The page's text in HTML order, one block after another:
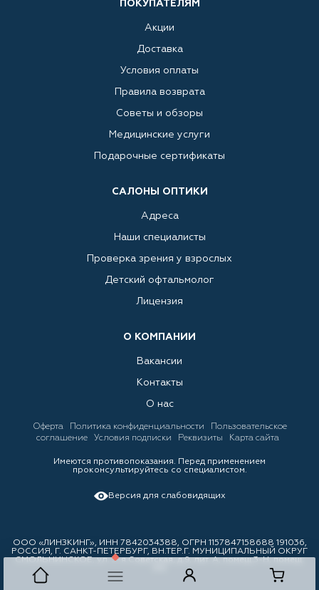
ПОКУПАТЕЛЯМ
Акции
Доставка
Условия оплаты
Правила возврата
Советы и обзоры
Медицинские услуги
Подарочные сертификаты
САЛОНЫ ОПТИКИ
Адреса
Наши специалисты
Проверка зрения у взрослых
Детский офтальмолог
Лицензия
О КОМПАНИИ
Вакансии
Контакты
О нас
Оферта Политика конфиденциальности
Пользовательское
соглашение
Условия подписки Реквизиты Карта сайта
Имеются противопоказания. Перед применением
проконсультируйтесь со специалистом.
Версия для слабовидящих
ООО «ЛИНЗКИНГ», ИНН 7842034388, ОГРН 1157847158688 191036,
РОССИЯ, Г. САНКТ-ПЕТЕРБУРГ, ВН.ТЕР.Г. МУНИЦИПАЛЬНЫЙ ОКРУГ
СМОЛЬНИНСКОЕ, ул. 3-я Советская, д.9, лит. А, помещ.3-Н, помещ.